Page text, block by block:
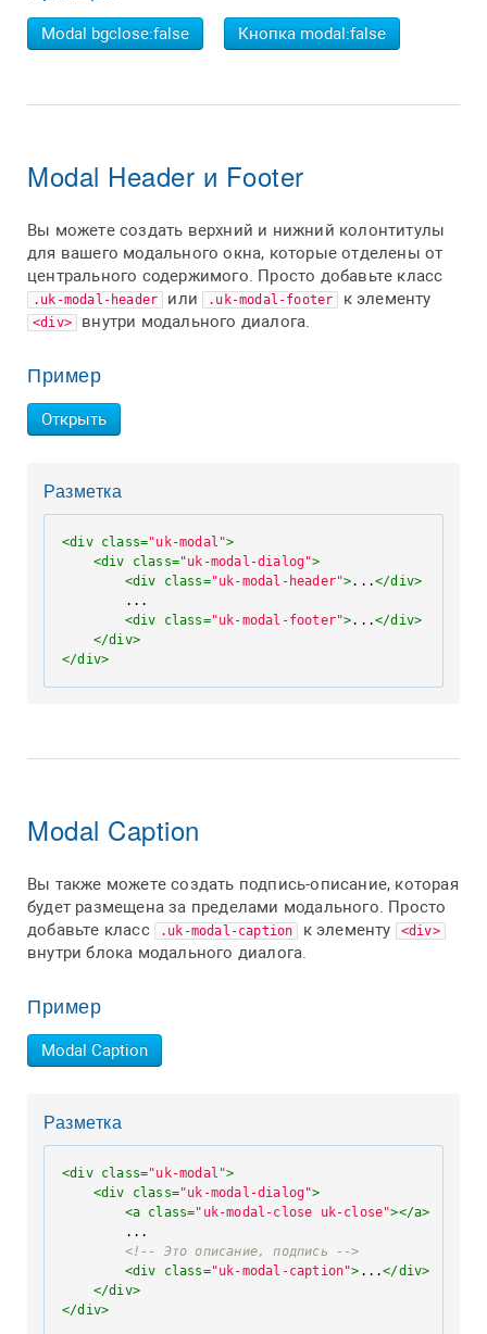
Modal bgclose:false Кнопка modal:false
Modal Header и Footer
Вы можете создать верхний и нижний колонтитулы
для вашего модального окна, которые отделены от
центрального содержимого. Просто добавьте класс
.uk-modal-header или .uk-modal-footer к элементу
<div> внутри модального диалога.
Пример
Открыть
Разметка
<div class="uk-modal">
<div class="uk-modal-dialog">
<div class="uk-modal-header">...</div>
        ...
<div class="uk-modal-footer">...</div>
</div>
</div>
Modal Caption
Вы также можете создать подпись-описание, которая
будет размещена за пределами модального. Просто
добавьте класс
.uk-modal-caption к элементу <div>
внутри блока модального диалога.
Пример
Modal Caption
Разметка
<div class="uk-modal">
<div class="uk-modal-dialog">
<a class="uk-modal-close uk-close"></a>
        ...
<!-- Это описание, подпись -->
<div class="uk-modal-caption"> ...</div>
</div>
</div>